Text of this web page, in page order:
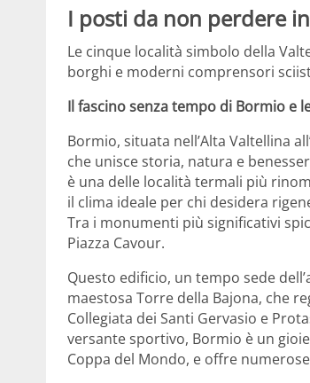
I posti da non perdere
Le cinque località simbolo della
borghi e moderni comprensori
Il fascino senza tempo di Bormio e
Bormio, situata nell’Alta Valtellina
che unisce storia, natura e
è una delle località termali più
il clima ideale per chi desidera
Tra i monumenti più significativi
Piazza Cavour.
Questo edificio, un tempo sede
maestosa Torre della Bajona, che
Collegiata dei Santi Gervasio e
versante sportivo, Bormio è un
Coppa del Mondo, e offre